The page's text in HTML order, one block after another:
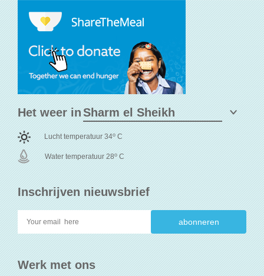
Inschrijven nieuwsbrief
Werk met ons
Het weer in
Lucht temperatuur 34o C
Water temperatuur 28o C